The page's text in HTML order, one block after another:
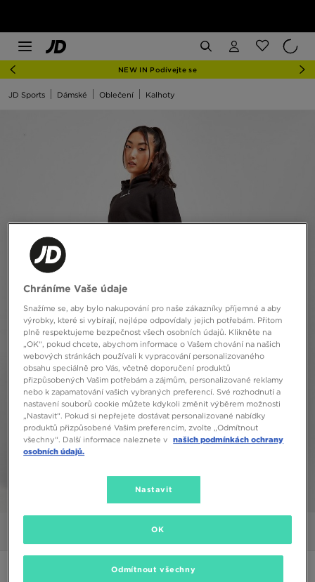
NEW IN Podívejte se
JD Sports Dámské Oblečení Kalhoty
Chráníme Vaše údaje
Snažíme se, aby bylo nakupování pro naše zákazníky příjemné a aby
výrobky, které si vybírají, nejlépe odpovídaly jejich potřebám. Přitom
plně respektujeme bezpečnost všech osobních údajů. Klikněte na
„OK“, pokud chcete, abychom informace o Vašem chování na našich
webových stránkách používali k vypracování personalizovaného
obsahu speciálně pro Vás, včetně doporučení produktů
přizpůsobených Vašim potřebám a zájmům, personalizované reklamy
nebo k zapamatování vašich vybraných preferencí. Své rozhodnutí a
nastavení souborů cookie můžete kdykoli změnit výběrem možnosti
„Nastavit“. Pokud si nepřejete dostávat personalizované nabídky
produktů přizpůsobené Vašim preferencím, zvolte „Odmítnout
všechny“. Další informace naleznete v našich podmínkách ochrany
osobních údajů.
Nastavit
Odmítnout všechny
OK